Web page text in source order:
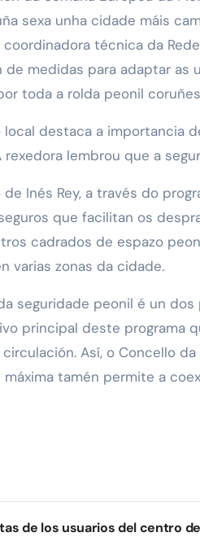
sexa unha cidade máis
coordinadora técnica da
de medidas para adaptar as
toda a rolda peonil
local destaca a importancia
rexedora lembrou que a
de Inés Rey, a través do
que facilitan os
cadrados de espazo
varias zonas da cidade.
seguridade peonil é un
principal deste programa
circulación. Así, o Concello
tamén permite a
de los usuarios del centro